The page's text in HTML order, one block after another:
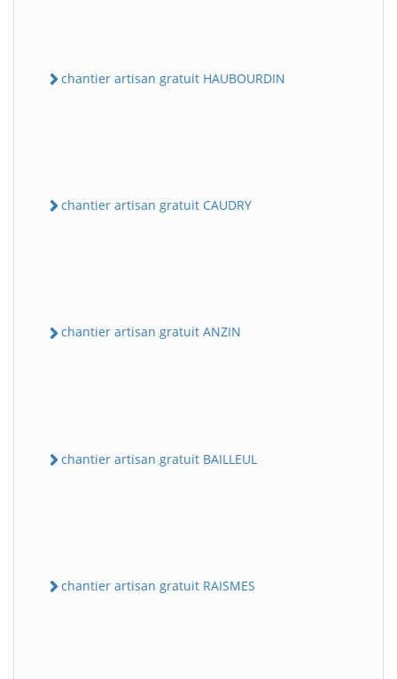
chantier artisan gratuit HAUBOURDIN
chantier artisan gratuit CAUDRY
chantier artisan gratuit ANZIN
chantier artisan gratuit BAILLEUL
chantier artisan gratuit RAISMES